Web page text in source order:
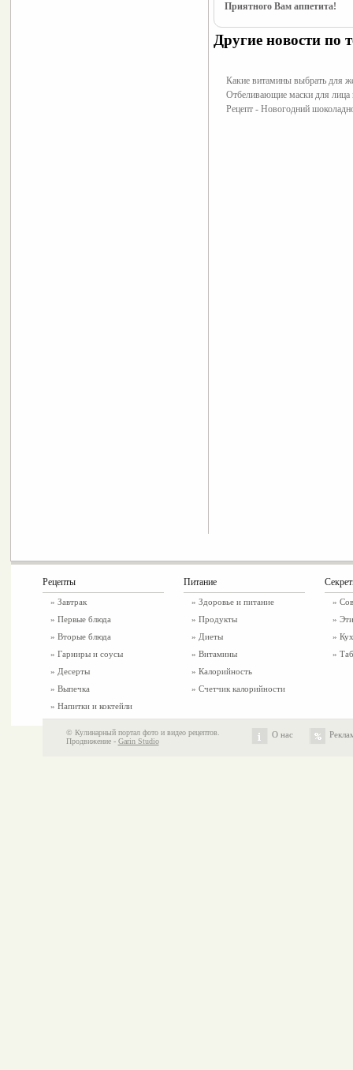
Приятного Вам аппетита!
Другие новости по
Какие витамины выбрать для
Отбеливающие маски для
Рецепт - Новогодний
Рецепты
» Завтрак
» Первые блюда
» Вторые блюда
» Гарниры и соусы
» Десерты
» Выпечка
» Напитки и коктейли
Питание
» Здоровье и питание
» Продукты
» Диеты
» Витамины
» Калорийность
» Счетчик калорийности
»
»
»
»
© Кулинарный портал фото и видео рецептов.
Продвижение - Garin Studio
О нас